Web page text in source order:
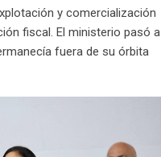
y comercialización
fiscal. El ministerio pasó a
fuera de su órbita